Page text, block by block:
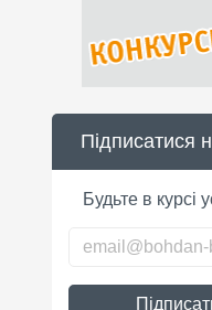
Підписатися
Будьте в курсі